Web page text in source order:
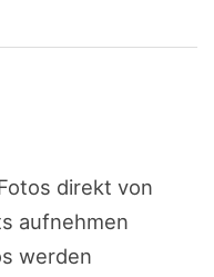
direkt von
aufnehmen
werden